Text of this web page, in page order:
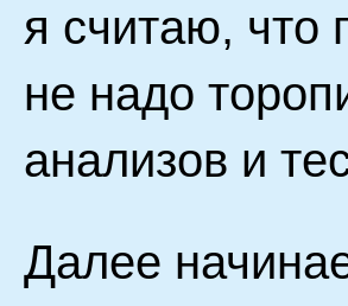
я считаю, что
не надо
анализов и
Далее